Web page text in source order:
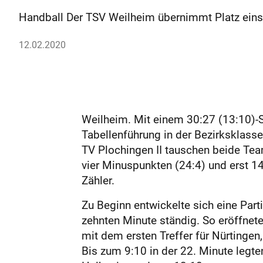
Handball Der TSV Weilheim übernimmt Platz
12.02.2020
Weilheim. Mit einem 30:27 (13:10)-
Tabellenführung in der
TV Plochingen II tauschen beide
vier Minuspunkten (24:4) und erst
Zähler.
Zu Beginn entwickelte sich eine
zehnten Minute ständig. So
mit dem ersten Treffer für
Bis zum 9:10 in der 22. Minute